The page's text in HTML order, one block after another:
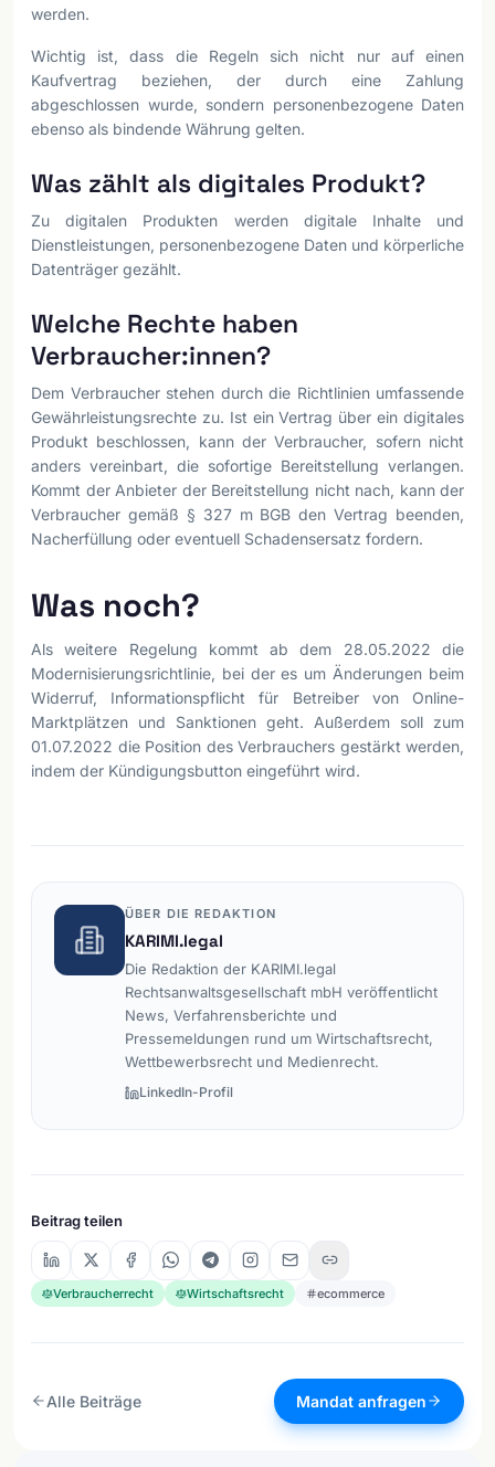
werden.
Wichtig ist, dass die Regeln sich nicht nur auf einen
Kaufvertrag beziehen, der durch eine Zahlung
abgeschlossen wurde, sondern personenbezogene Daten
ebenso als bindende Währung gelten.
Was zählt als digitales Produkt?
Zu digitalen Produkten werden digitale Inhalte und
Dienstleistungen, personenbezogene Daten und körperliche
Datenträger gezählt.
Welche Rechte haben
Verbraucher:innen?
Dem Verbraucher stehen durch die Richtlinien umfassende
Gewährleistungsrechte zu. Ist ein Vertrag über ein digitales
Produkt beschlossen, kann der Verbraucher, sofern nicht
anders vereinbart, die sofortige Bereitstellung verlangen.
Kommt der Anbieter der Bereitstellung nicht nach, kann der
Verbraucher gemäß § 327 m BGB den Vertrag beenden,
Nacherfüllung oder eventuell Schadensersatz fordern.
Was noch?
Als weitere Regelung kommt ab dem 28.05.2022 die
Modernisierungsrichtlinie, bei der es um Änderungen beim
Widerruf, Informationspflicht für Betreiber von Online-
Marktplätzen und Sanktionen geht. Außerdem soll zum
01.07.2022 die Position des Verbrauchers gestärkt werden,
indem der Kündigungsbutton eingeführt wird.
ÜBER DIE REDAKTION
KARIMI.legal
Die Redaktion der KARIMI.legal
Rechtsanwaltsgesellschaft mbH veröffentlicht
News, Verfahrensberichte und
Pressemeldungen rund um Wirtschaftsrecht,
Wettbewerbsrecht und Medienrecht.
LinkedIn-Profil
Beitrag teilen
Verbraucherrecht Wirtschaftsrecht ecommerce
Alle Beiträge Mandat anfragen